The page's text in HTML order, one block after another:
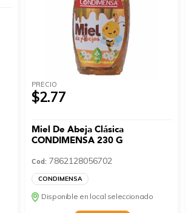
PRECIO
$2.77
Miel De Abeja Clásica
CONDIMENSA 230 G
Cod: 7862128056702
CONDIMENSA
Disponible en local seleccionado